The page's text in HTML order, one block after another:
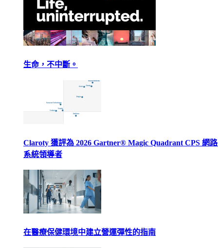
生命，不中斷。
Claroty 獲評為 2026 Gartner® Magic Quadrant CPS 網
系統領導者
在醫療保健環境中建立營運彈性的指南